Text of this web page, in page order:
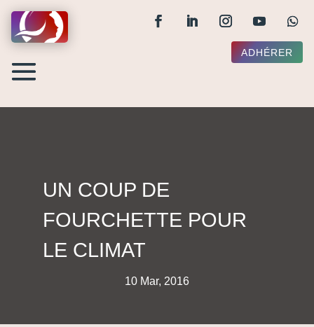
ADHÉRER
UN COUP DE
FOURCHETTE POUR
LE CLIMAT
10 Mar, 2016